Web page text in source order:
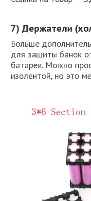
7) Держатели
Больше
для защиты банок
батареи. Можно
изолентой, но это